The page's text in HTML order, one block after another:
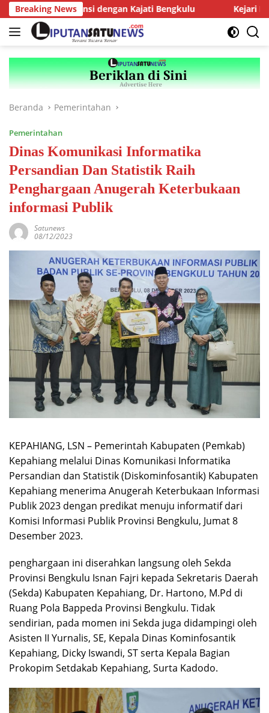
Langsung
ke
konten
Breaking News
Audiensi dengan Kajati Bengkulu Kejari Kepahiang
Beranda Pemerintahan
Pemerintahan
Dinas Komunikasi Informatika
Persandian Dan Statistik Raih
Penghargaan Anugerah Keterbukaan
informasi Publik
Satunews
08/12/2023
KEPAHIANG, LSN – Pemerintah Kabupaten (Pemkab)
Kepahiang melalui Dinas Komunikasi Informatika
Persandian dan Statistik (Diskominfosantik) Kabupaten
Kepahiang menerima Anugerah Keterbukaan Informasi
Publik 2023 dengan predikat menuju informatif dari
Komisi Informasi Publik Provinsi Bengkulu, Jumat 8
Desember 2023.
penghargaan ini diserahkan langsung oleh Sekda
Provinsi Bengkulu Isnan Fajri kepada Sekretaris Daerah
(Sekda) Kabupaten Kepahiang, Dr. Hartono, M.Pd di
Ruang Pola Bappeda Provinsi Bengkulu. Tidak
sendirian, pada momen ini Sekda juga didampingi oleh
Asisten II Yurnalis, SE, Kepala Dinas Kominfosantik
Kepahiang, Dicky Iswandi, ST serta Kepala Bagian
Prokopim Setdakab Kepahiang, Surta Kadodo.